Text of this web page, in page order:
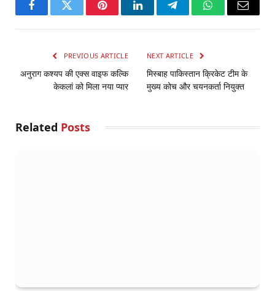
FacebookTwitter PinterestLinkedInTelegramWhatsApp
Email
PREVIOUS ARTICLE
अनुराग कश्यप की एक्स वाइफ कल्कि
केकलां को मिला नया प्यार
NEXT ARTICLE
मिस्बाह पाकिस्तान क्रिकेट टीम के
मुख्य कोच और चयनकर्ता नियुक्त
Related Posts